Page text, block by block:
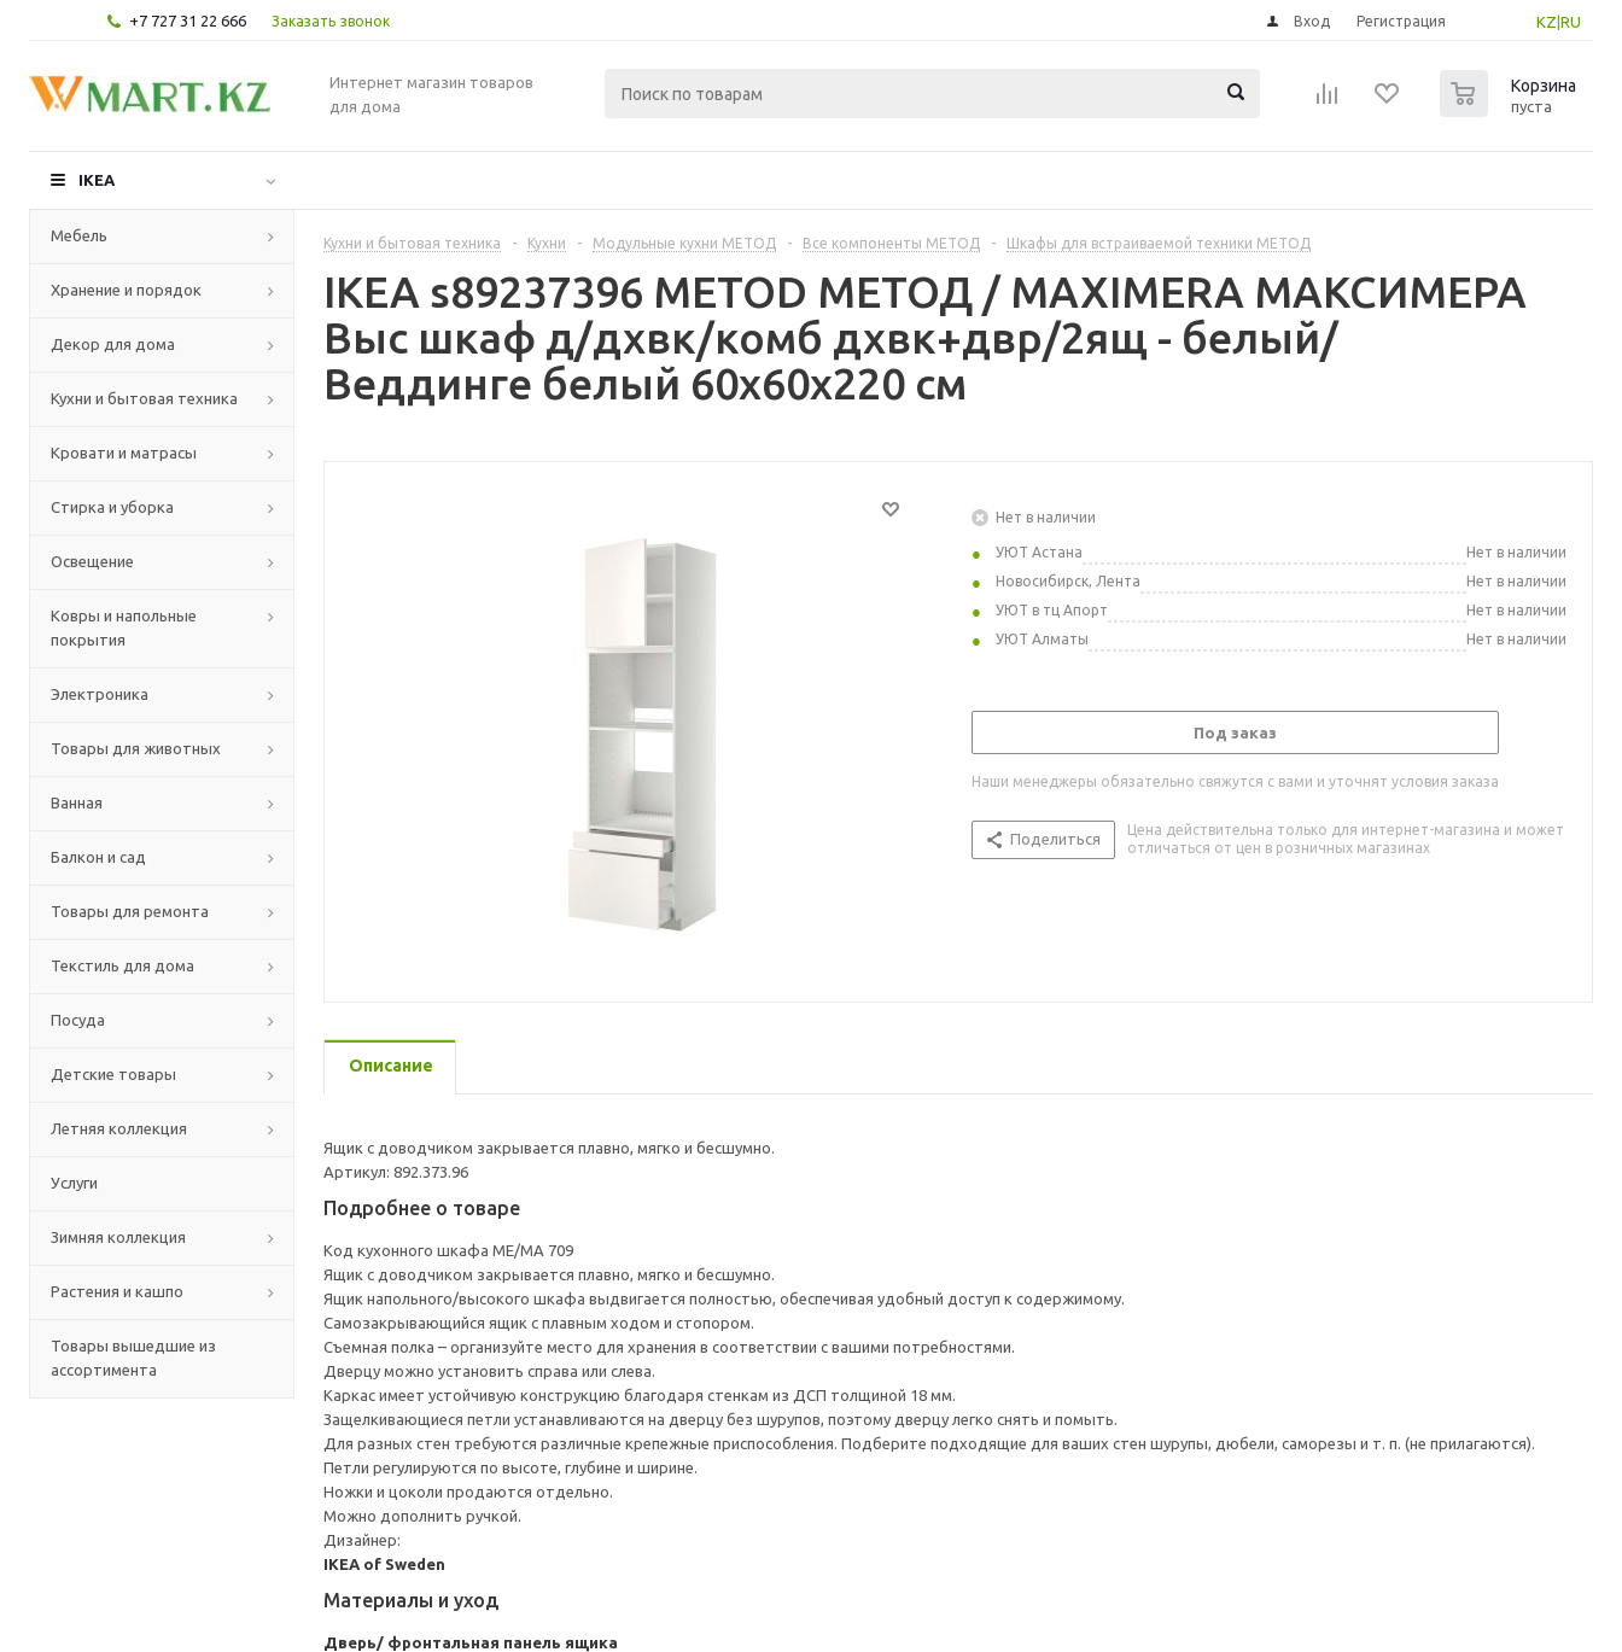
+7 727 31 22 666 Заказать звонок KZ RU
Вход Регистрация
Интернет магазин товаров
для дома
Корзина
пуста
IKEA
Мебель
Хранение и порядок
Декор для дома
Кухни и бытовая техника
Кровати и матрасы
Стирка и уборка
Освещение
Ковры и напольные
покрытия
Электроника
Товары для животных
Ванная
Балкон и сад
Товары для ремонта
Текстиль для дома
Посуда
Детские товары
Летняя коллекция
Услуги
Зимняя коллекция
Растения и кашпо
Товары вышедшие из
ассортимента
Кухни и бытовая техника - Кухни - Модульные кухни МЕТОД - Все компоненты МЕТОД - Шкафы для встраиваемой техники МЕТОД
IKEA s89237396 METOD МЕТОД / MAXIMERA МАКСИМЕРА
Выс шкаф д/дхвк/комб дхвк+двр/2ящ - белый/
Веддинге белый 60x60x220 см
Нет в наличии
УЮТ Астана
Нет в наличии
Новосибирск, Лента
Нет в наличии
УЮТ в тц Апорт
Нет в наличии
УЮТ Алматы
Нет в наличии
Под заказ
Наши менеджеры обязательно свяжутся с вами и уточнят условия заказа
Поделиться
Цена действительна только для интернет-магазина и может
отличаться от цен в розничных магазинах
Описание
Ящик с доводчиком закрывается плавно, мягко и бесшумно.
Артикул: 892.373.96
Подробнее о товаре
Код кухонного шкафа ME/MA 709
Ящик с доводчиком закрывается плавно, мягко и бесшумно.
Ящик напольного/высокого шкафа выдвигается полностью, обеспечивая удобный доступ к содержимому.
Cамозакрывающийся ящик с плавным ходом и стопором.
Съемная полка – организуйте место для хранения в соответствии с вашими потребностями.
Дверцу можно установить справа или слева.
Каркас имеет устойчивую конструкцию благодаря стенкам из ДСП толщиной 18 мм.
Защелкивающиеся петли устанавливаются на дверцу без шурупов, поэтому дверцу легко снять и помыть.
Для разных стен требуются различные крепежные приспособления. Подберите подходящие для ваших стен шурупы, дюбели, саморезы и т. п. (не прилагаются).
Петли регулируются по высоте, глубине и ширине.
Ножки и цоколи продаются отдельно.
Можно дополнить ручкой.
Дизайнер:
IKEA of Sweden
Материалы и уход
Дверь/ фронтальная панель ящика